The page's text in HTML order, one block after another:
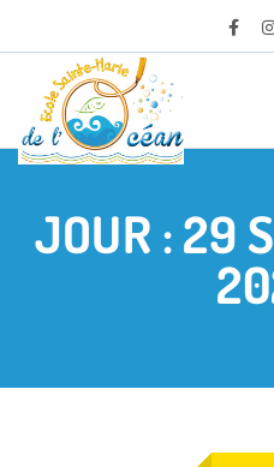
JOUR :29